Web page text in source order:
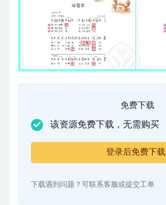
免费下载
该资源免费下载，无需购买
登录后免费下载
下载遇到问题？可联系客服或提交工单